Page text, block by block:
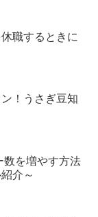
職するときに
ン！うさぎ豆知
数を増やす方法
介～